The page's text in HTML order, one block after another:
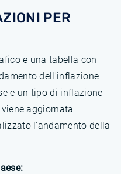
PER
e una tabella con
dell'inflazione
e un tipo di inflazione
aggiornata
l'andamento della